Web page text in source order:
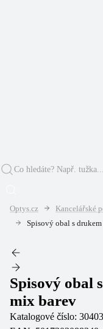
Optys.cz Kancelářské
Spisový obal s
Spisový obal
mix barev
Katalogové číslo: